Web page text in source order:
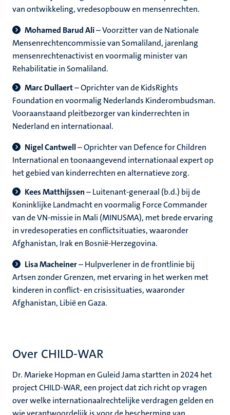
van ontwikkeling, vredesopbouw en mensenrechten.
Mohamed Barud Ali– Voorzitter van de Nationale
Mensenrechtencommissie van Somaliland, jarenlang
mensenrechtenactivist en voormalig minister van
Rehabilitatie in Somaliland.
Marc Dullaert– Oprichter van de KidsRights
Foundation en voormalig Nederlands Kinderombudsman.
Vooraanstaand pleitbezorger van kinderrechten in
Nederland en internationaal.
Nigel Cantwell– Oprichter van Defence for Children
International en toonaangevend internationaal expert op
het gebied van kinderrechten en alternatieve zorg.
Kees Matthijssen– Luitenant-generaal (b.d.) bij de
Koninklijke Landmacht en voormalig Force Commander
van de VN-missie in Mali (MINUSMA), met brede ervaring
in vredesoperaties en conflictsituaties, waaronder
Afghanistan, Irak en Bosnië-Herzegovina.
Lisa Macheiner– Hulpverlener in de frontlinie bij
Artsen zonder Grenzen, met ervaring in het werken met
kinderen in conflict- en crisissituaties, waaronder
Afghanistan, Libië en Gaza.
Over CHILD-WAR
Dr. Marieke Hopman en Guleid Jama startten in 2024 het
project CHILD-WAR, een project dat zich richt op vragen
over welke internationaalrechtelijke verdragen gelden en